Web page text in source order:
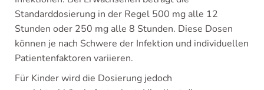
Standarddosierung in der Regel 500 mg alle 12
Stunden oder 250 mg alle 8 Stunden. Diese Dosen
können je nach Schwere der Infektion und individuellen
Patientenfaktoren variieren.
Für Kinder wird die Dosierung jedoch